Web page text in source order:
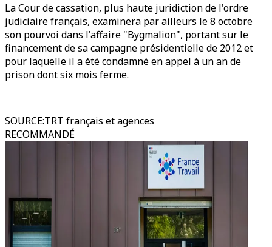
La Cour de cassation, plus haute juridiction de l'ordre
judiciaire français, examinera par ailleurs le 8 octobre
son pourvoi dans l'affaire "Bygmalion", portant sur le
financement de sa campagne présidentielle de 2012 et
pour laquelle il a été condamné en appel à un an de
prison dont six mois ferme.
SOURCE:TRT français et agences
RECOMMANDÉ